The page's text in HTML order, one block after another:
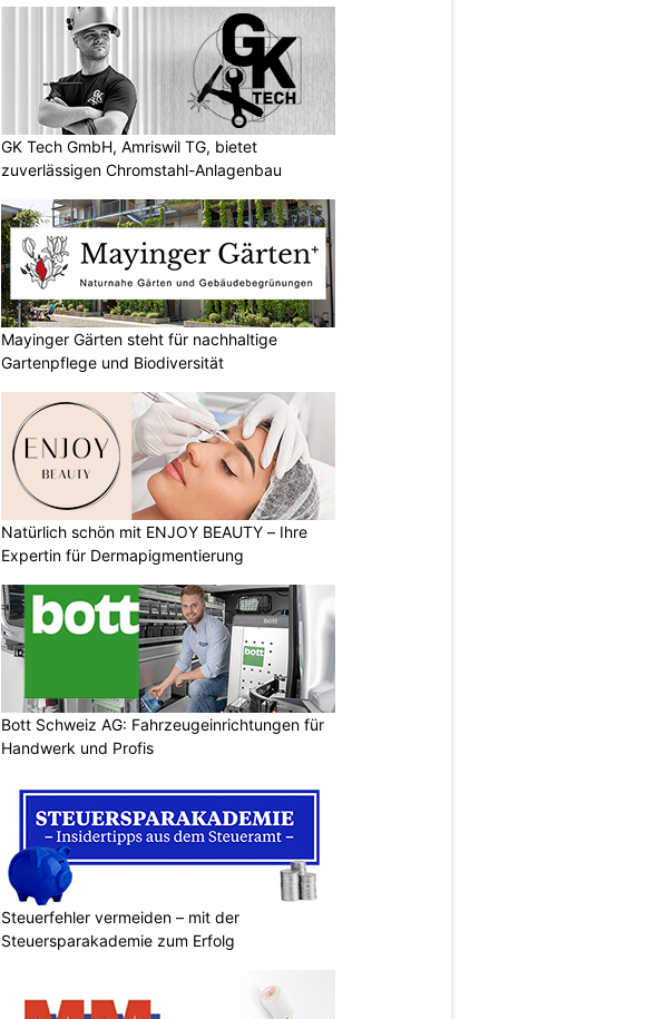
GK Tech GmbH, Amriswil TG, bietet
zuverlässigen Chromstahl-Anlagenbau
Mayinger Gärten steht für nachhaltige
Gartenpflege und Biodiversität
Natürlich schön mit ENJOY BEAUTY – Ihre
Expertin für Dermapigmentierung
Bott Schweiz AG: Fahrzeugeinrichtungen für
Handwerk und Profis
Steuerfehler vermeiden – mit der
Steuersparakademie zum Erfolg